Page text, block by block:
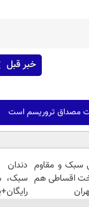
خبر قبل
مصداق تروریسم است
سبک و مقاوم
اقساطی هم سبک،